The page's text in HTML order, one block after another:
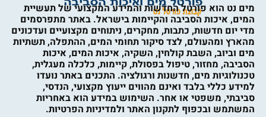
מים נט הוא פורטל החדשות והמידע המקצועי של תעשיית
המים, איכות הסביבה והקיימות בישראל. באתר מתפרסמים
מדי יום חדשות, כתבות, מחקרים, ניתוחים מקצועיים ועדכונים
מהארץ ומהעולם, לצד סיקור תחומי המים, ההתפלה, תשתיות
מים וביוב, השבת קולחין, השקיה, איכות המים, איכות
הסביבה, מחזור, טיפול בפסולת, קיימות, כלכלה מעגלית,
טכנולוגיות מים, חדשנות ורגולציה. התכנים באתר נועדו
למידע כללי בלבד ואינם מהווים ייעוץ מקצועי, הנדסי,
סביבתי, משפטי או אחר. השימוש במידע הוא באחריות
המשתמש ובכפוף לתקנון האתר ולמדיניות הפרטיות.